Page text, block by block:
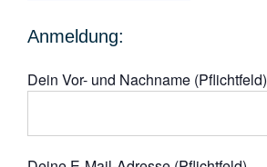
Anmeldung:
Dein Vor- und Nachname (Pflichtfeld)